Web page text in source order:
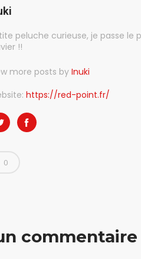
peluche curieuse, je passe
!!
more posts by Inuki
https://red-point.fr/
0
commentaire